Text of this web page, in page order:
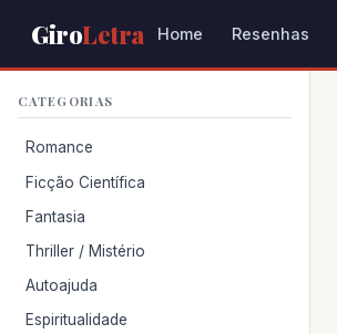
GiroLetra Home Resenhas
CATEGORIAS
Romance
Ficção Científica
Fantasia
Thriller / Mistério
Autoajuda
Espiritualidade